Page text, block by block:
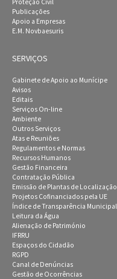
Publicações
Apoio a Empresas
E.M. Novbaesuris
SERVIÇOS
Gabinete de Apoio ao Munícipe
Avisos
Editais
Serviços On-line
Ambiente
Outros Serviços
Atas e Reuniões
Regulamentos e Normas
Recursos Humanos
Gestão Financeira
Contratação Pública
Emissão de Plantas de Localização
Projetos Cofinanciados pela UE
Índice de Transparência Municipal
Leitura da Água
Alienação de Património
IFRRU
Espaços do Cidadão
RGPD
Canal de Denúncias
Gestão de Ocorrências